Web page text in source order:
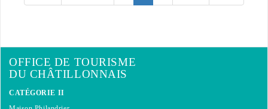
OFFICE DE TOURISME
DU CHÂTILLONNAIS
CATÉGORIE II